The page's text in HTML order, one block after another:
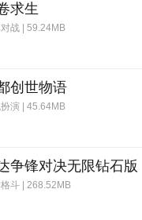
求生
战 | 59.24MB
创世物语
演 | 45.64MB
争锋对决无限钻石版
斗 | 268.52MB